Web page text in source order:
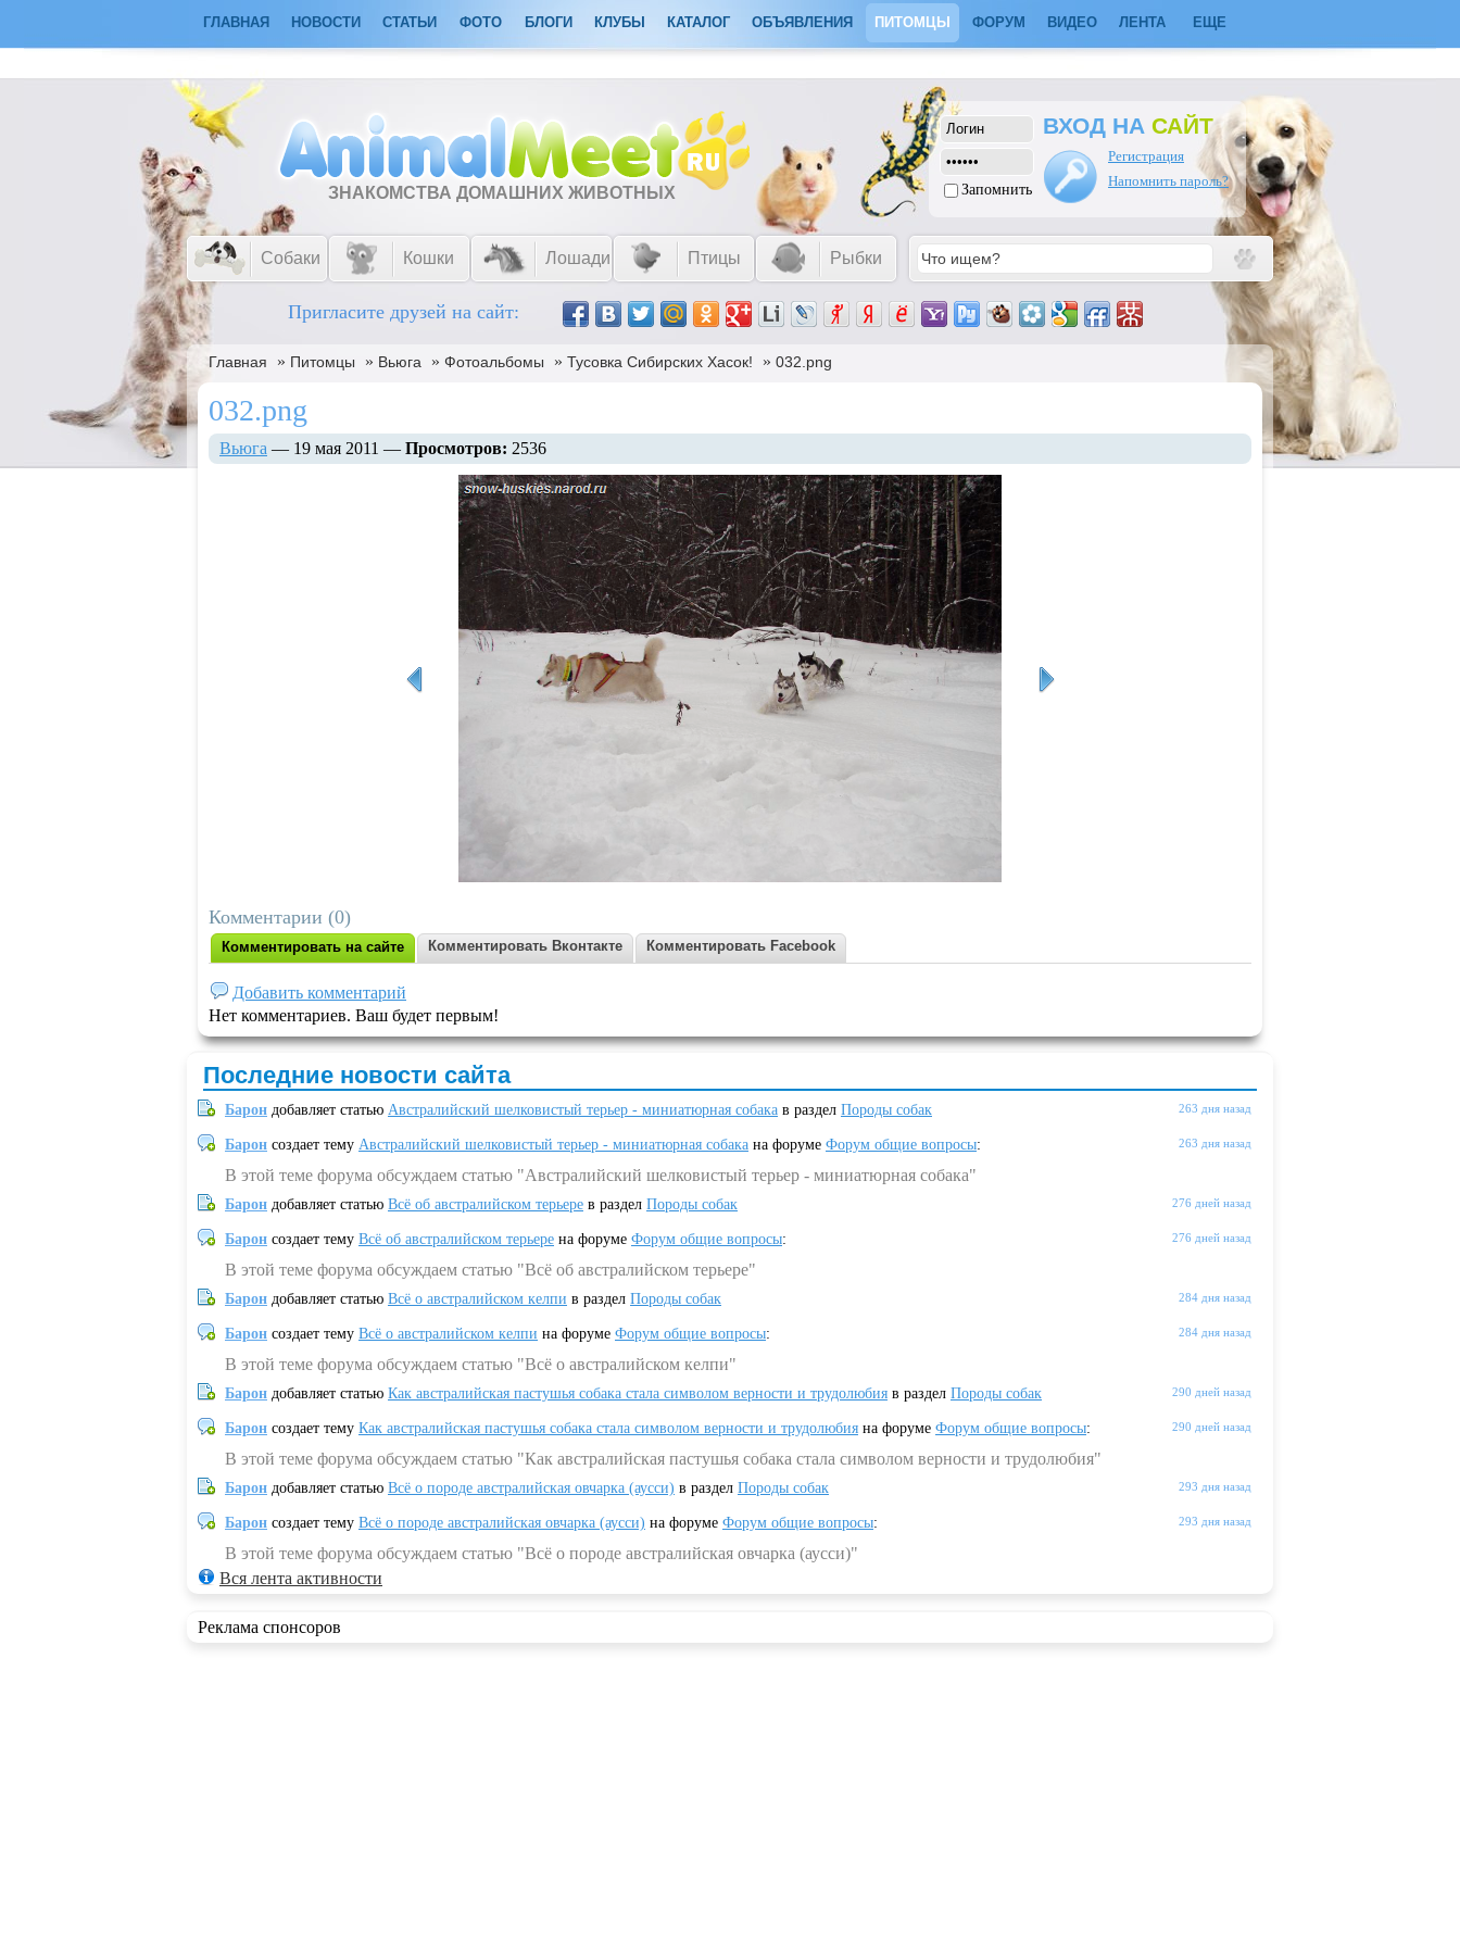
ГЛАВНАЯ НОВОСТИ СТАТЬИ ФОТО БЛОГИ КЛУБЫ КАТАЛОГ ОБЪЯВЛЕНИЯ ПИТОМЦЫ ФОРУМ ВИДЕО ЛЕНТА ЕЩЕ
ЗНАКОМСТВА ДОМАШНИХ ЖИВОТНЫХ Запомнить
ВХОД НА САЙТ
Регистрация
Напомнить пароль?
Собаки Кошки Лошади Птицы Рыбки
Пригласите друзей на сайт:
Главная » Питомцы » Вьюга » Фотоальбомы » Тусовка Сибирских Хасок! » 032.png
032.png
Вьюга — 19 мая 2011 — Просмотров: 2536
Комментарии (0)
Комментировать на сайте Комментировать Вконтакте Комментировать Facebook
Добавить комментарий
Нет комментариев. Ваш будет первым!
Последние новости сайта
263 дня назад
Барон добавляет статью Австралийский шелковистый терьер - миниатюрная собака в раздел Породы собак
263 дня назад
Барон создает тему Австралийский шелковистый терьер - миниатюрная собака на форуме Форум общие вопросы:
В этой теме форума обсуждаем статью "Австралийский шелковистый терьер - миниатюрная собака"
276 дней назад
Барон добавляет статью Всё об австралийском терьере в раздел Породы собак
276 дней назад
Барон создает тему Всё об австралийском терьере на форуме Форум общие вопросы:
В этой теме форума обсуждаем статью "Всё об австралийском терьере"
284 дня назад
Барон добавляет статью Всё о австралийском келпи в раздел Породы собак
284 дня назад
Барон создает тему Всё о австралийском келпи на форуме Форум общие вопросы:
В этой теме форума обсуждаем статью "Всё о австралийском келпи"
290 дней назад
Барон добавляет статью Как австралийская пастушья собака стала символом верности и трудолюбия в раздел Породы собак
290 дней назад
Барон создает тему Как австралийская пастушья собака стала символом верности и трудолюбия на форуме Форум общие вопросы:
В этой теме форума обсуждаем статью "Как австралийская пастушья собака стала символом верности и трудолюбия"
293 дня назад
Барон добавляет статью Всё о породе австралийская овчарка (аусси) в раздел Породы собак
293 дня назад
Барон создает тему Всё о породе австралийская овчарка (аусси) на форуме Форум общие вопросы:
В этой теме форума обсуждаем статью "Всё о породе австралийская овчарка (аусси)"
Вся лента активности
Реклама спонсоров